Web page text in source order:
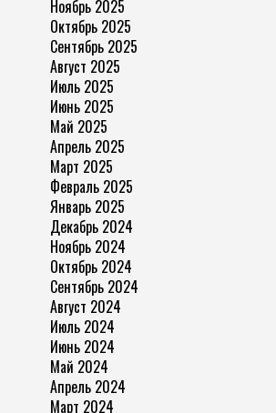
Ноябрь 2025
Октябрь 2025
Сентябрь 2025
Август 2025
Июль 2025
Июнь 2025
Май 2025
Апрель 2025
Март 2025
Февраль 2025
Январь 2025
Декабрь 2024
Ноябрь 2024
Октябрь 2024
Сентябрь 2024
Август 2024
Июль 2024
Июнь 2024
Май 2024
Апрель 2024
Март 2024